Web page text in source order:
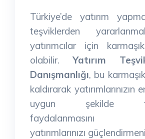
Türkiye’de yatırım
teşviklerden
yatırımcılar için
olabilir.Yatırım
Danışmanlığı, bu
kaldırarak yatırımlarınızın
uygun şekilde
faydalanmasını
yatırımlarınızı